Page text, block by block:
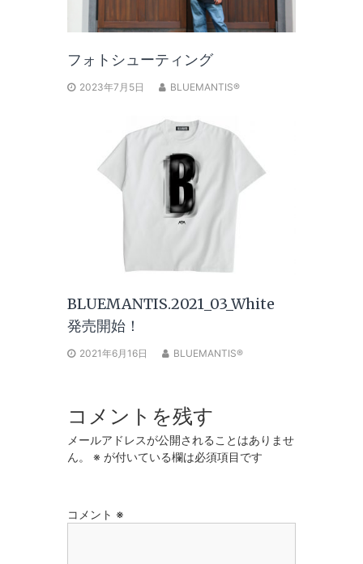
フォトシューティング
2023年7月5日 BLUEMANTIS®
BLUEMANTIS.2021_03_White
発売開始！
2021年6月16日 BLUEMANTIS®
コメントを残す
メールアドレスが公開されることはありませ
ん。
※ が付いている欄は必須項目です
コメント ※